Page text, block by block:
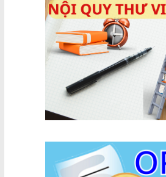
thanh long
Bình Thuận
xa bờ